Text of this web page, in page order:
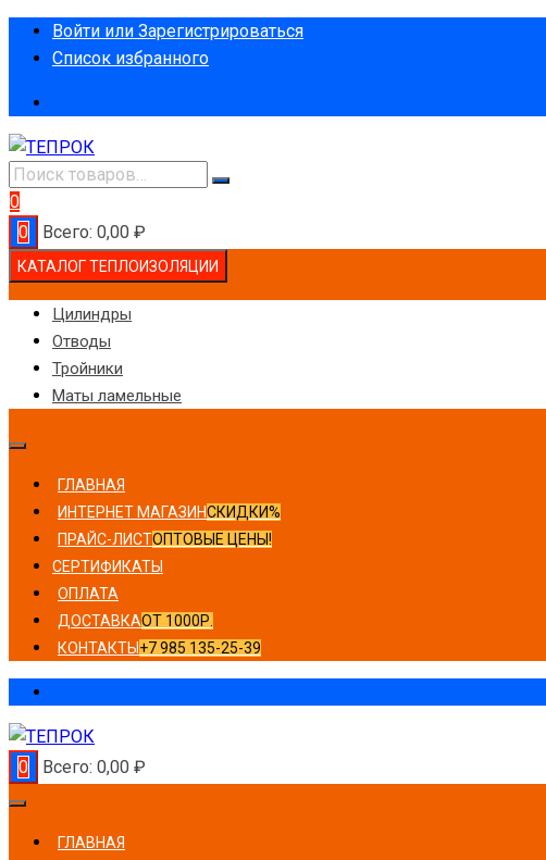
ПерейтиВойти или Зарегистрироваться
Список избранного
0
0
Всего: 0,00 ₽
КАТАЛОГ ТЕПЛОИЗОЛЯЦИИ
Цилиндры
Отводы
Тройники
Маты ламельные
ГЛАВНАЯ
ИНТЕРНЕТ МАГАЗИНСКИДКИ%
ПРАЙС-ЛИСТОПТОВЫЕ ЦЕНЫ!
СЕРТИФИКАТЫ
ОПЛАТА
ДОСТАВКАОТ 1000Р.
КОНТАКТЫ +7 985 135-25-39
0 Всего: 0,00 ₽
ГЛАВНАЯ